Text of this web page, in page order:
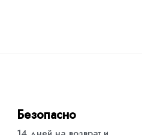
Безопасно